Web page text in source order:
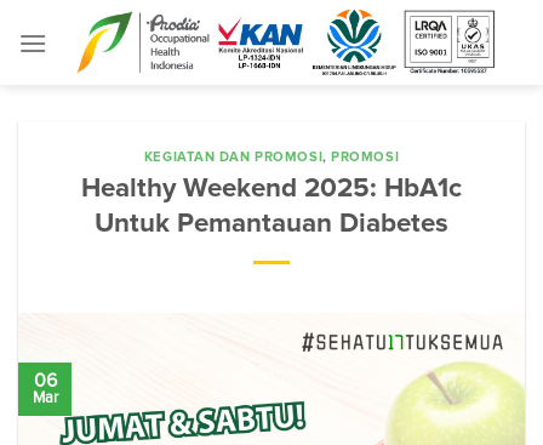
KEGIATAN DAN PROMOSI,PROMOSI
Healthy Weekend 2025: HbA1c
Untuk Pemantauan Diabetes
06
Mar